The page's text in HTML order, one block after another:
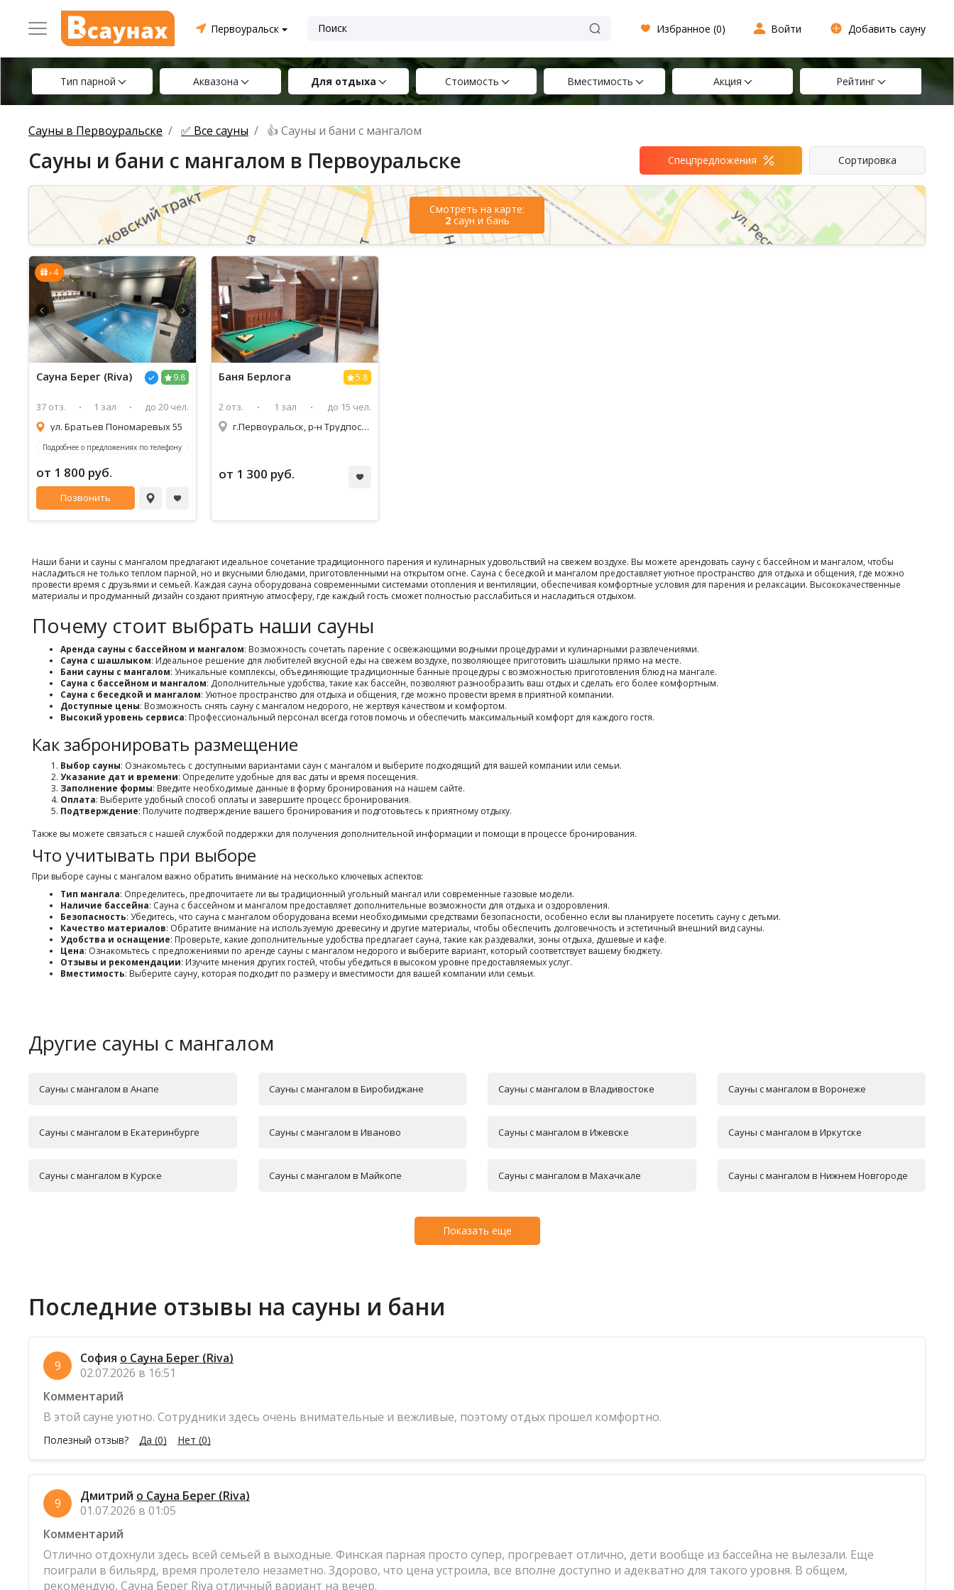
Первоуральск Избранное (0) Войти Добавить сауну
Тип парной Аквазона Для отдыха Стоимость Вместимость Акция Рейтинг
Сауны в Первоуральске ✅ Все сауны 👍 Сауны и бани с мангалом
Сауны и бани с мангалом в Первоуральске Спецпредложения Сортировка
Смотреть на карте:
2саун и бань
x 4
9.8
Сауна Берег (Riva)
37 отз. 1 зал
до 20 чел.
ул. Братьев Пономаревых 55
Подробнее о предложениях по телефону
от 1 800 руб.
Позвонить
5.8
Баня Берлога
2 отз. 1 зал
до 15 чел.
г.Первоуральск, р-н Трудпоселок, ул.Токарей, 10
от 1 300 руб.
Наши бани и сауны с мангалом предлагают идеальное сочетание традиционного парения и кулинарных удовольствий на свежем воздухе. Вы можете арендовать сауну с бассейном и мангалом, чтобы
насладиться не только теплом парной, но и вкусными блюдами, приготовленными на открытом огне. Сауна с беседкой и мангалом предоставляет уютное пространство для отдыха и общения, где можно
провести время с друзьями и семьей. Каждая сауна оборудована современными системами отопления и вентиляции, обеспечивая комфортные условия для парения и релаксации. Высококачественные
материалы и продуманный дизайн создают приятную атмосферу, где каждый гость сможет полностью расслабиться и насладиться отдыхом.
Почему стоит выбрать наши сауны
Аренда сауны с бассейном и мангалом: Возможность сочетать парение с освежающими водными процедурами и кулинарными развлечениями.
Сауна с шашлыком: Идеальное решение для любителей вкусной еды на свежем воздухе, позволяющее приготовить шашлыки прямо на месте.
Бани сауны с мангалом: Уникальные комплексы, объединяющие традиционные банные процедуры с возможностью приготовления блюд на мангале.
Сауна с бассейном и мангалом: Дополнительные удобства, такие как бассейн, позволяют разнообразить ваш отдых и сделать его более комфортным.
Сауна с беседкой и мангалом: Уютное пространство для отдыха и общения, где можно провести время в приятной компании.
Доступные цены: Возможность снять сауну с мангалом недорого, не жертвуя качеством и комфортом.
Высокий уровень сервиса: Профессиональный персонал всегда готов помочь и обеспечить максимальный комфорт для каждого гостя.
Как забронировать размещение
Выбор сауны: Ознакомьтесь с доступными вариантами саун с мангалом и выберите подходящий для вашей компании или семьи.
Указание дат и времени: Определите удобные для вас даты и время посещения.
Заполнение формы: Введите необходимые данные в форму бронирования на нашем сайте.
Оплата: Выберите удобный способ оплаты и завершите процесс бронирования.
Подтверждение: Получите подтверждение вашего бронирования и подготовьтесь к приятному отдыху.
Также вы можете связаться с нашей службой поддержки для получения дополнительной информации и помощи в процессе бронирования.
Что учитывать при выборе
При выборе сауны с мангалом важно обратить внимание на несколько ключевых аспектов:
Тип мангала: Определитесь, предпочитаете ли вы традиционный угольный мангал или современные газовые модели.
Наличие бассейна: Сауна с бассейном и мангалом предоставляет дополнительные возможности для отдыха и оздоровления.
Безопасность: Убедитесь, что сауна с мангалом оборудована всеми необходимыми средствами безопасности, особенно если вы планируете посетить сауну с детьми.
Качество материалов: Обратите внимание на используемую древесину и другие материалы, чтобы обеспечить долговечность и эстетичный внешний вид сауны.
Удобства и оснащение: Проверьте, какие дополнительные удобства предлагает сауна, такие как раздевалки, зоны отдыха, душевые и кафе.
Цена: Ознакомьтесь с предложениями по аренде сауны с мангалом недорого и выберите вариант, который соответствует вашему бюджету.
Отзывы и рекомендации: Изучите мнения других гостей, чтобы убедиться в высоком уровне предоставляемых услуг.
Вместимость: Выберите сауну, которая подходит по размеру и вместимости для вашей компании или семьи.
Другие сауны с мангалом
Сауны с мангалом в Анапе Сауны с мангалом в Биробиджане Сауны с мангалом в Владивостоке Сауны с мангалом в Воронеже
Сауны с мангалом в Екатеринбурге Сауны с мангалом в Иваново Сауны с мангалом в Ижевске Сауны с мангалом в Иркутске
Сауны с мангалом в Курске Сауны с мангалом в Майкопе Сауны с мангалом в Махачкале Сауны с мангалом в Нижнем Новгороде
Показать еще
Последние отзывы на сауны и бани
9 София о Сауна Берег (Riva)
02.07.2026 в 16:51
Комментарий
В этой сауне уютно. Сотрудники здесь очень внимательные и вежливые, поэтому отдых прошел комфортно.
Полезный отзыв? Да (0) Нет (0)
9 Дмитрий о Сауна Берег (Riva)
01.07.2026 в 01:05
Комментарий
Отлично отдохнули здесь всей семьей в выходные. Финская парная просто супер, прогревает отлично, дети вообще из бассейна не вылезали. Еще
поиграли в бильярд, время пролетело незаметно. Здорово, что цена устроила, все вполне доступно и адекватно для такого уровня. В общем,
рекомендую, Сауна Берег Riva отличный вариант на вечер.